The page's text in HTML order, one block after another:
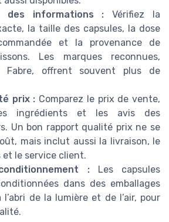
des informations : Vérifiez la
la taille des capsules, la dose
et la provenance de
Les marques reconnues,
Fabre, offrent souvent plus de
prix : Comparez le prix de vente,
ingrédients et les avis des
Un bon rapport qualité prix ne se
mais inclut aussi la livraison, le
le service client.
:Les capsules
dans des emballages
l’abri de la lumière et de l’air, pour